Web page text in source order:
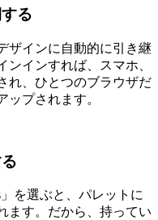
る
ザインに自動的に引き継
インすれば、スマホ、
れ、ひとつのブラウザだ
ップされます。
を選ぶと、パレットに
ます。だから、持ってい